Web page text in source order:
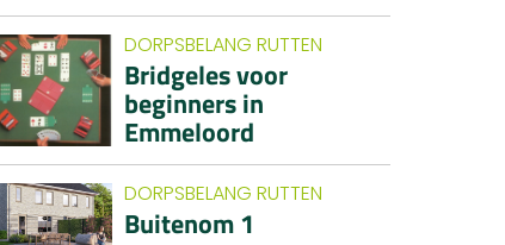
DORPSBELANG RUTTEN
Bridgeles voor
beginners in
Emmeloord
DORPSBELANG RUTTEN
Buitenom 1